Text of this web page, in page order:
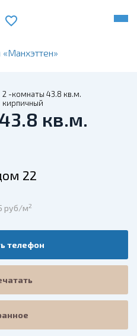
2 -комнаты 43.8 кв.м.
кирпичный
кв.м.
22
руб/м2
телефон